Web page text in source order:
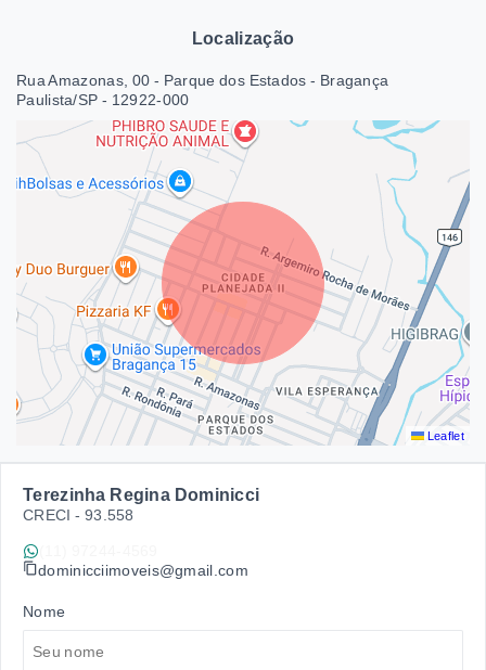
Localização
Rua Amazonas, 00 - Parque dos Estados - Bragança
Paulista/SP - 12922-000
Leaflet
Terezinha Regina Dominicci
CRECI - 93.558
dominicciimoveis@gmail.com
Nome